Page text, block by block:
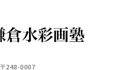
〒248-0007